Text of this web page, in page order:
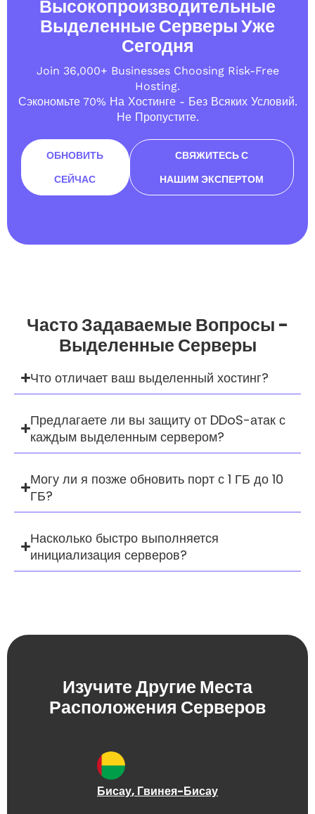
Высокопроизводительные
Выделенные Серверы Уже
Сегодня
Join 36,000+ Businesses Choosing Risk-Free
Hosting.
Сэкономьте 70% На Хостинге - Без Всяких Условий.
Не Пропустите.
ОБНОВИТЬ
СЕЙЧАС
СВЯЖИТЕСЬ С
НАШИМ ЭКСПЕРТОМ
Часто Задаваемые Вопросы -
Выделенные Серверы
Что отличает ваш выделенный хостинг?
Предлагаете ли вы защиту от DDoS-атак с
каждым выделенным сервером?
Могу ли я позже обновить порт с 1 ГБ до 10
ГБ?
Насколько быстро выполняется
инициализация серверов?
Изучите Другие Места
Расположения Серверов
Бисау, Гвинея-Бисау